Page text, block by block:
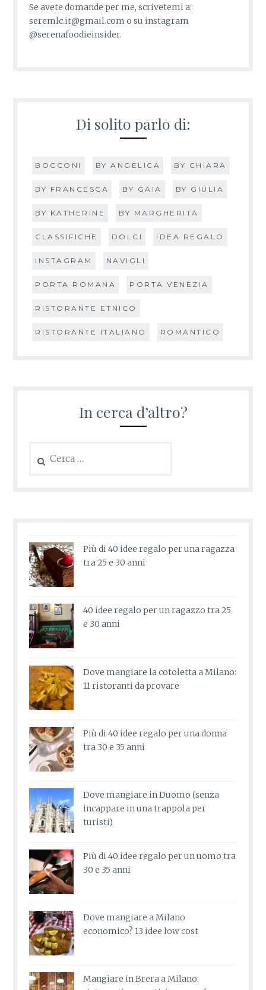
Se avete domande per me, scrivetemi a:
seremlc.it@gmail.com o su instagram
@serenafoodieinsider.
Di solito parlo di:
BOCCONI BY ANGELICA BY CHIARA
BY FRANCESCA BY GAIA BY GIULIA
BY KATHERINE BY MARGHERITA
CLASSIFICHE DOLCI IDEA REGALO
INSTAGRAM NAVIGLI
PORTA ROMANA PORTA VENEZIA
RISTORANTE ETNICO
RISTORANTE ITALIANO ROMANTICO
In cerca d’altro?
per:
Più di 40 idee regalo per una ragazza
tra 25 e 30 anni
40 idee regalo per un ragazzo tra 25
e 30 anni
Dove mangiare la cotoletta a Milano:
11 ristoranti da provare
Più di 40 idee regalo per una donna
tra 30 e 35 anni
Dove mangiare in Duomo (senza
incappare in una trappola per
turisti)
Più di 40 idee regalo per un uomo tra
30 e 35 anni
Dove mangiare a Milano
economico? 13 idee low cost
Mangiare in Brera a Milano: